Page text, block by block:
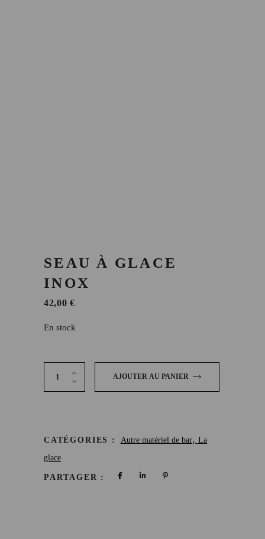
SEAU À GLACE
INOX
42,00 €
En stock
Seau À Glace Inox quantity
AJOUTER AU PANIER
CATÉGORIES : Autre matériel de bar, La
glace
PARTAGER :